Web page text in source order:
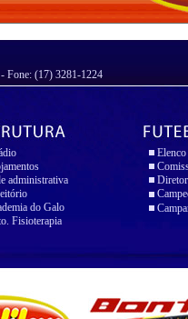
Fone: (17) 3281-1224
administrativa
do Galo
Fisioterapia
Elenco